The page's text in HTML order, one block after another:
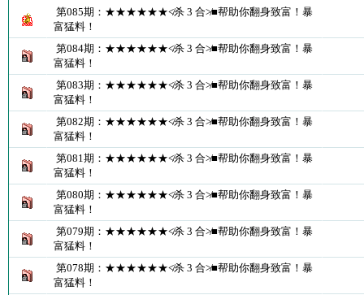
第085期：★★★★★★≮杀 3 合≯■帮助你翻身致富！暴
富猛料！
第084期：★★★★★★≮杀 3 合≯■帮助你翻身致富！暴
富猛料！
第083期：★★★★★★≮杀 3 合≯■帮助你翻身致富！暴
富猛料！
第082期：★★★★★★≮杀 3 合≯■帮助你翻身致富！暴
富猛料！
第081期：★★★★★★≮杀 3 合≯■帮助你翻身致富！暴
富猛料！
第080期：★★★★★★≮杀 3 合≯■帮助你翻身致富！暴
富猛料！
第079期：★★★★★★≮杀 3 合≯■帮助你翻身致富！暴
富猛料！
第078期：★★★★★★≮杀 3 合≯■帮助你翻身致富！暴
富猛料！